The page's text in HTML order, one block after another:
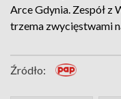
Arce Gdynia. Zespół z
trzema zwycięstwami
Źródło: